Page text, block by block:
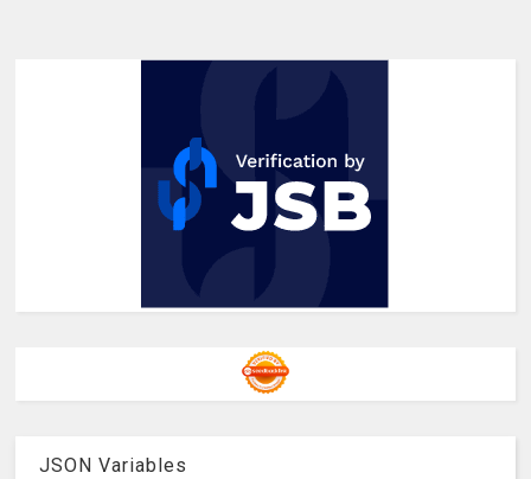
JSON Variables